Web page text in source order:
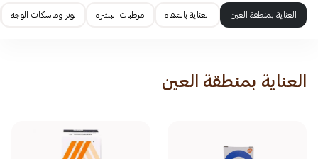
العناية بمنطقة العين العناية بالشفاه مرطبات البشرة تونر وماسكات الوجه
العناية بمنطقة العين